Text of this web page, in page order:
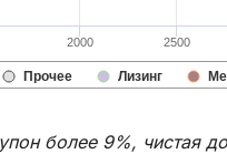
Прочее Лизинг
2000 2500
более 9%, чистая